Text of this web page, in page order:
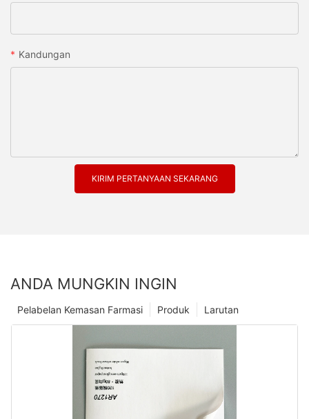
Kandungan
KIRIM PERTANYAAN SEKARANG
ANDA MUNGKIN INGIN
Larutan
Produk
Pelabelan Kemasan Farmasi